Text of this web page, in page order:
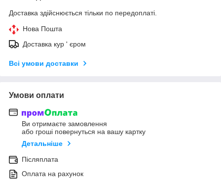
Доставка здійснюється тільки по передоплаті.
Нова Пошта
Доставка кур ' єром
Всі умови доставки
Умови оплати
Ви отримаєте замовлення
або гроші повернуться на вашу картку
Детальніше
Післяплата
Оплата на рахунок